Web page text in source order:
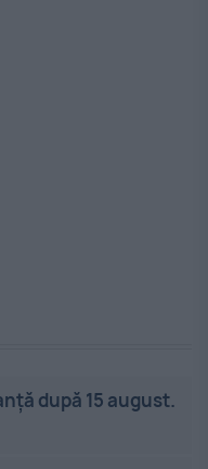
după 15 august.